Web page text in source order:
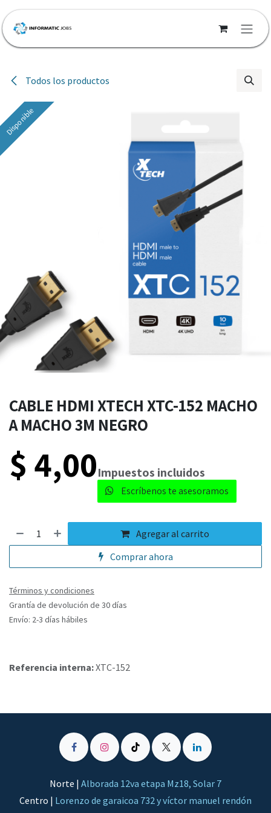
Ir al contenido
Todos los productos
Disponible
CABLE HDMI XTECH XTC-152 MACHO
A MACHO 3M NEGRO
$ 4,00​​Impuestos incluidos
Escríbenos te asesoramos​
Agregar al carrito
Comprar ahora
Términos y condiciones
Grantía de devolución de 30 días
Envío: 2-3 días hábiles
Referencia interna:XTC-152
Norte | Alborada 12va etapa Mz18, Solar 7
Centro | Lorenzo de garaicoa 732 y víctor manuel rendón